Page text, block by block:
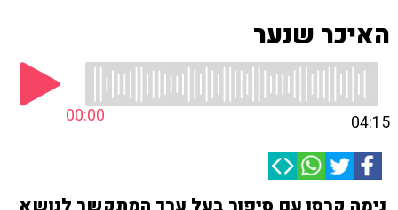
האיכר שנער
00:00 04:15